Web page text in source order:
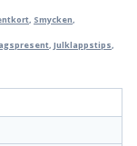
, Smycken,
, Julklappstips,